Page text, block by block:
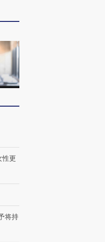
视线｜“入侵”还是“人道危
机”？难民潮撕裂西班牙
【商旅对话】华住集团
CFO：不靠规模取胜，华
性更
将持